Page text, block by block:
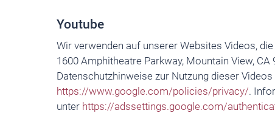
Youtube
Wir verwenden auf unserer Websites Videos,
1600 Amphitheatre Parkway, Mountain View, CA
Datenschutzhinweise zur Nutzung dieser
https://www.google.com/policies/privacy/.
unter https://adssettings.google.com/